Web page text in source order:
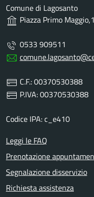
Comune di Lagosanto
Piazza Primo
0533 909511
C.F.: 00370530388
P.IVA: 00370530388
Codice IPA: c_e410
Leggi le FAQ
Prenotazione
Segnalazione disservizio
Richiesta assistenza